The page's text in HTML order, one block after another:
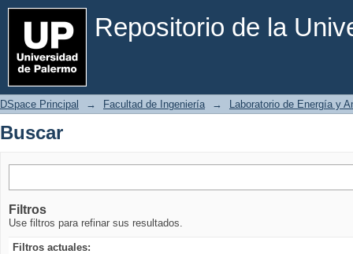
Repositorio de la
Buscar
DSpace Principal → Facultad de Ingeniería → Laboratorio de Energía y
Buscar
Filtros
Use filtros para refinar sus resultados.
Filtros actuales: